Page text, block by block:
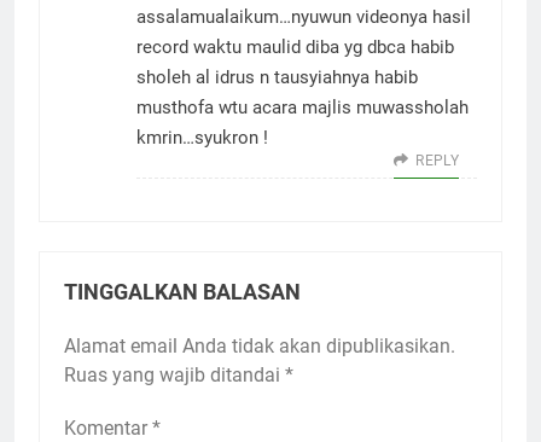
assalamualaikum…nyuwun videonya hasil
record waktu maulid diba yg dbca habib
sholeh al idrus n tausyiahnya habib
musthofa wtu acara majlis muwassholah
kmrin…syukron !
REPLY
TINGGALKAN BALASAN
Alamat email Anda tidak akan dipublikasikan.
Ruas yang wajib ditandai *
Komentar *